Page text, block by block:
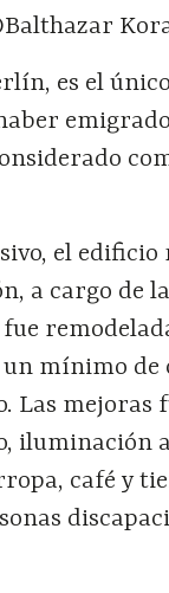
es el
el
a cargo de
mínimo
Las mejoras
iluminación
café y